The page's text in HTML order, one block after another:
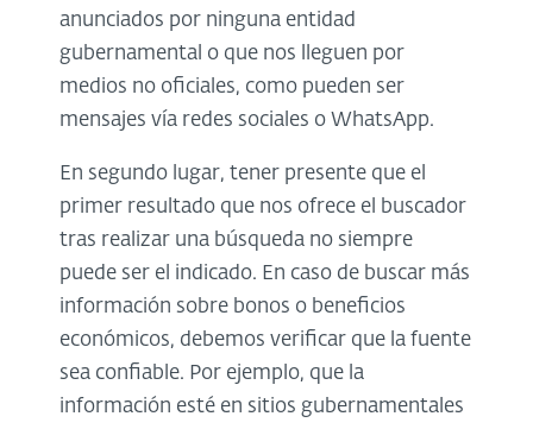
anunciados por ninguna entidad
gubernamental o que nos lleguen por
medios no oficiales, como pueden ser
mensajes vía redes sociales o WhatsApp.
En segundo lugar, tener presente que el
primer resultado que nos ofrece el buscador
tras realizar una búsqueda no siempre
puede ser el indicado. En caso de buscar más
información sobre bonos o beneficios
económicos, debemos verificar que la fuente
sea confiable. Por ejemplo, que la
información esté en sitios gubernamentales